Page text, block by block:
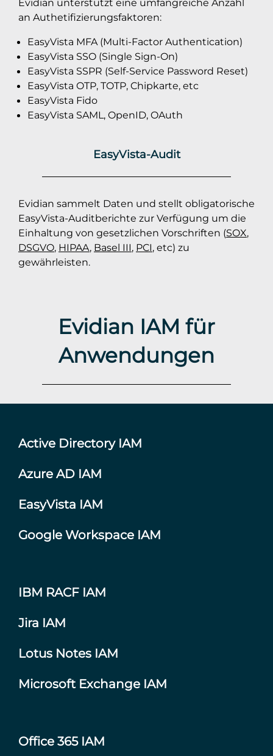
Evidian unterstützt eine umfangreiche Anzahl
an Authetifizierungsfaktoren:
EasyVista MFA (Multi-Factor Authentication)
EasyVista SSO (Single Sign-On)
EasyVista SSPR (Self-Service Password Reset)
EasyVista OTP, TOTP, Chipkarte, etc
EasyVista Fido
EasyVista SAML, OpenID, OAuth
EasyVista-Audit
Evidian sammelt Daten und stellt obligatorische
EasyVista-Auditberichte zur Verfügung um die
Einhaltung von gesetzlichen Vorschriften (SOX,
DSGVO, HIPAA, Basel III, PCI, etc) zu
gewährleisten.
Evidian IAM für
Anwendungen
Active Directory IAM
Azure AD IAM
EasyVista IAM
Google Workspace IAM
IBM RACF IAM
Jira IAM
Lotus Notes IAM
Microsoft Exchange IAM
Office 365 IAM